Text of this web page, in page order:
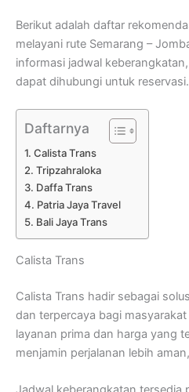
Berikut adalah daftar
melayani rute Semarang –
informasi jadwal
dapat dihubungi untuk reservasi.
Daftarnya
Calista Trans
Tripzahraloka
Daffa Trans
Patria Jaya Travel
Bali Jaya Trans
Calista Trans
Calista Trans hadir sebagai
dan terpercaya bagi
layanan prima dan harga yang
menjamin perjalanan lebih